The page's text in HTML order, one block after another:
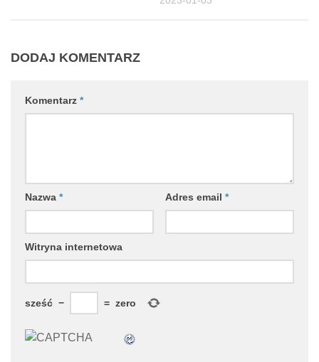
DODAJ KOMENTARZ
Komentarz *
Nazwa * Adres email *
Witryna internetowa
sześć − = zero